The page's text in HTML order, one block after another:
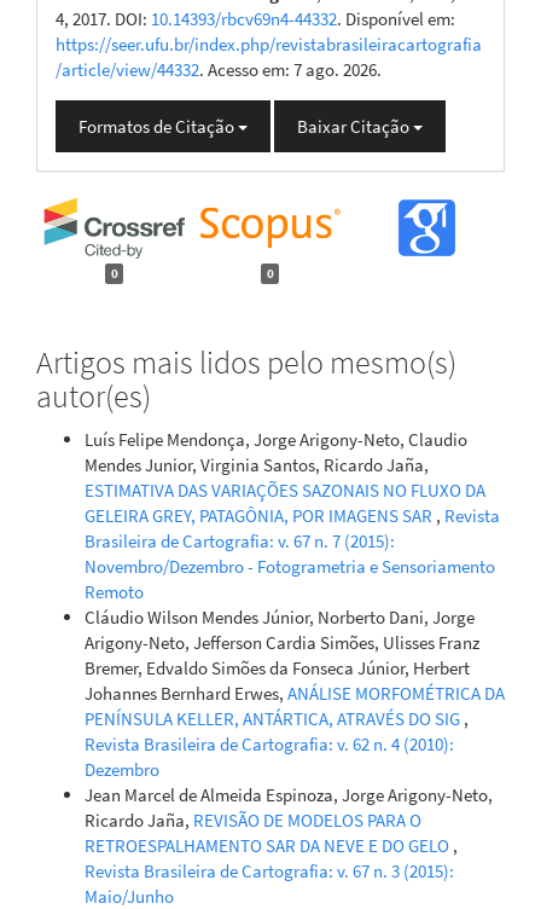
4, 2017. DOI: 10.14393/rbcv69n4-44332. Disponível em:
https://seer.ufu.br/index.php/revistabrasileiracartografia
/article/view/44332. Acesso em: 7 ago. 2026.
Formatos de Citação Baixar Citação
0 0
Artigos mais lidos pelo mesmo(s)
autor(es)
Luís Felipe Mendonça, Jorge Arigony-Neto, Claudio
Mendes Junior, Virginia Santos, Ricardo Jaña,
ESTIMATIVA DAS VARIAÇÕES SAZONAIS NO FLUXO DA
GELEIRA GREY, PATAGÔNIA, POR IMAGENS SAR , Revista
Brasileira de Cartografia: v. 67 n. 7 (2015):
Novembro/Dezembro - Fotogrametria e Sensoriamento
Remoto
Cláudio Wilson Mendes Júnior, Norberto Dani, Jorge
Arigony-Neto, Jefferson Cardia Simões, Ulisses Franz
Bremer, Edvaldo Simões da Fonseca Júnior, Herbert
Johannes Bernhard Erwes, ANÁLISE MORFOMÉTRICA DA
PENÍNSULA KELLER, ANTÁRTICA, ATRAVÉS DO SIG ,
Revista Brasileira de Cartografia: v. 62 n. 4 (2010):
Dezembro
Jean Marcel de Almeida Espinoza, Jorge Arigony-Neto,
Ricardo Jaña, REVISÃO DE MODELOS PARA O
RETROESPALHAMENTO SAR DA NEVE E DO GELO ,
Revista Brasileira de Cartografia: v. 67 n. 3 (2015):
Maio/Junho